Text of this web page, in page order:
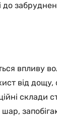
до
впливу
від дощу,
склади